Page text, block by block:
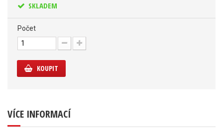
SKLADEM
Počet
KOUPIT
VÍCE INFORMACÍ